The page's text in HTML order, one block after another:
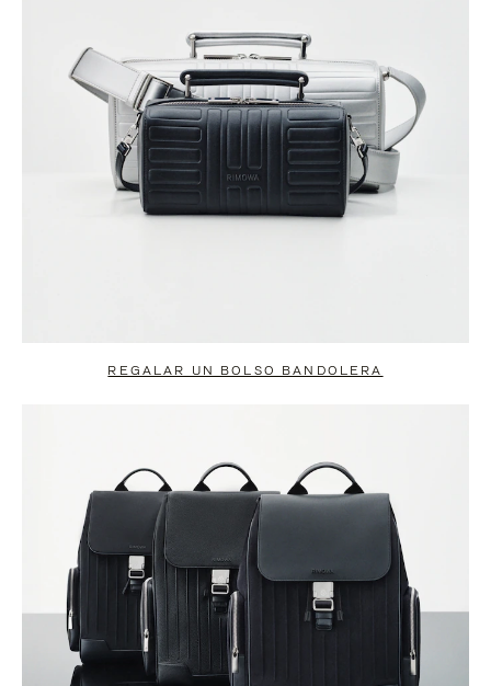
REGALAR UN BOLSO BANDOLERA